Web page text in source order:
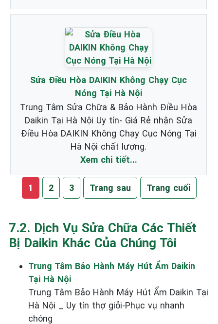
Sửa Điều Hòa DAIKIN Không Chạy Cục
Nóng Tại Hà Nội
Trung Tâm Sửa Chữa & Bảo Hành Điều Hòa
Daikin Tại Hà Nội Uy tín- Giá Rẻ nhận Sửa
Điều Hòa DAIKIN Không Chạy Cục Nóng Tại
Hà Nội chất lượng.
Xem chi tiết...
1 2 3 Trang sau Trang cuối
7.2. Dịch Vụ Sửa Chữa Các Thiết
Bị Daikin Khác Của Chúng Tôi
Trung Tâm Bảo Hành Máy Hút Ẩm Daikin
Tại Hà Nội
Trung Tâm Bảo Hành Máy Hút Ẩm Daikin Tại
Hà Nội _ Uy tín thợ giỏi-Phục vụ nhanh
chóng